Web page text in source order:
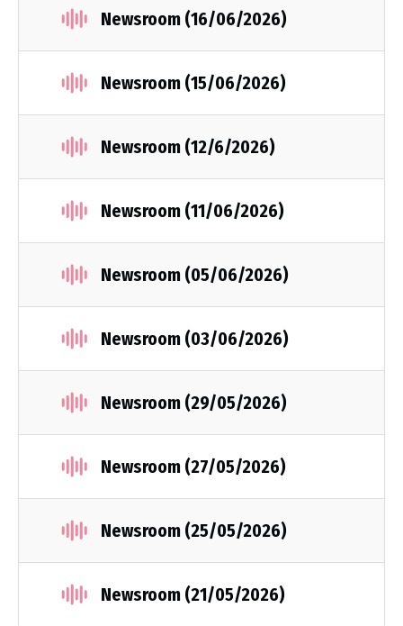
Newsroom (16/06/2026)
Newsroom (15/06/2026)
Newsroom (12/6/2026)
Newsroom (11/06/2026)
Newsroom (05/06/2026)
Newsroom (03/06/2026)
Newsroom (29/05/2026)
Newsroom (27/05/2026)
Newsroom (25/05/2026)
Newsroom (21/05/2026)